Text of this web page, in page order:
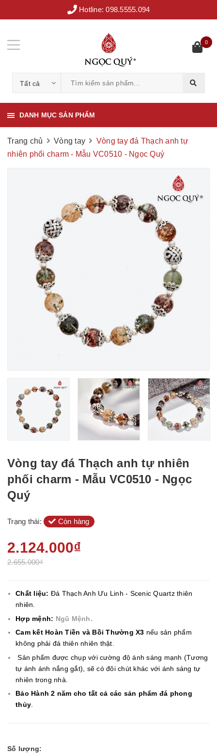
Hotline:098.5555.094
Tất cả
0
DANH MỤC SẢN PHẨM
Trang chủ Vòng tay
Vòng tay đá Thạch anh tự
nhiên phối charm - Mẫu VC0510 - Ngọc Quý
Vòng tay đá Thạch anh tự nhiên
phối charm - Mẫu VC0510 - Ngọc
Quý
Trạng thái: Còn hàng
2.124.000₫
2.655.000₫
Chất liệu: Đá Thạch Anh Ưu Linh - Scenic Quartz thiên
nhiên.
Hợp mệnh: Ngũ Mệnh.
Cam kết Hoàn Tiền và Bồi Thường X3 nếu sản phẩm
không phải đá thiên nhiên thật.
Sản phẩm được chụp với cường độ ánh sáng mạnh (Tương
tự ánh ánh nắng gắt), sẽ có đôi chút khác với ánh sáng tự
nhiên trong nhà.
Bảo Hành 2 năm cho tất cả các sản phẩm đá phong
thủy.
Số lượng: